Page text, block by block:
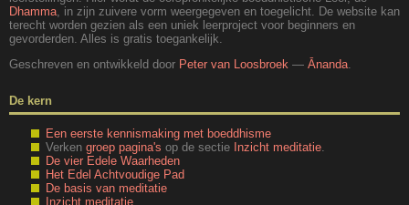
Dhamma , in zijn zuivere vorm weergegeven en toegelicht. De website kan
terecht worden gezien als een uniek leerproject voor beginners en
gevorderden. Alles is gratis toegankelijk.
Geschreven en ontwikkeld door Peter van Loosbroek — Ānanda
De kern
Een eerste kennismaking met boeddhisme
Verken groep pagina's op de sectie Inzicht meditatie.
De vier Edele Waarheden
Het Edel Achtvoudige Pad
De basis van meditatie
Inzicht meditatie